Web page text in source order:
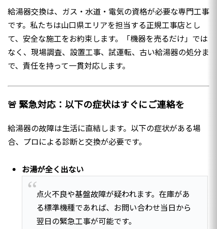
給湯器交換は、ガス・水道・電気の資格が必要な専門工事
です。私たちは山口県エリアを担当する正規工事店とし
て、安全な施工をお約束します。「機器を売るだけ」では
なく、現場調査、設置工事、試運転、古い給湯器の処分ま
で、責任を持って一貫対応します。
🚨 緊急対応：以下の症状はすぐにご連絡を
給湯器の故障は生活に直結します。以下の症状がある場
合、プロによる診断と交換が必要です。
お湯が全く出ない
点火不良や基盤故障が疑われます。在庫があ
る標準機種であれば、お問い合わせ当日から
翌日の緊急工事が可能です。